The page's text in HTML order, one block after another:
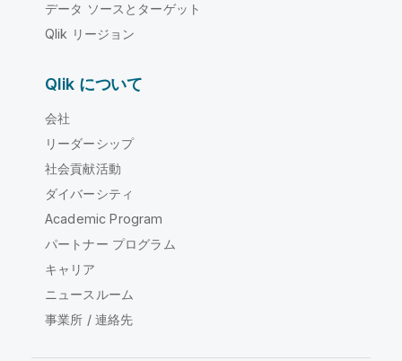
データ ソースとターゲット
Qlik リージョン
Qlik について
会社
リーダーシップ
社会貢献活動
ダイバーシティ
Academic Program
パートナー プログラム
キャリア
ニュースルーム
事業所 / 連絡先